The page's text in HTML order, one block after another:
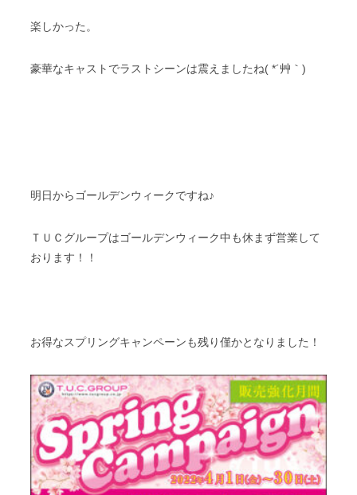
楽しかった。
豪華なキャストでラストシーンは震えましたね( *´艸｀)
明日からゴールデンウィークですね♪
ＴＵＣグループはゴールデンウィーク中も休まず営業して
おります！！
お得なスプリングキャンペーンも残り僅かとなりました！